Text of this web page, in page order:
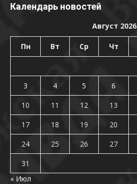
Календарь новостей
Август 2026
Пн Вт Ср Чт
3
4 5 6
10
11 12 13
17
18 19 20
24
25 26 27
31
« Июл